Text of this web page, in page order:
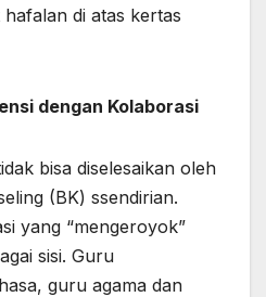
di atas kertas
dengan Kolaborasi
bisa diselesaikan oleh
(BK) ssendirian.
yang “mengeroyok”
sisi. Guru
guru agama dan